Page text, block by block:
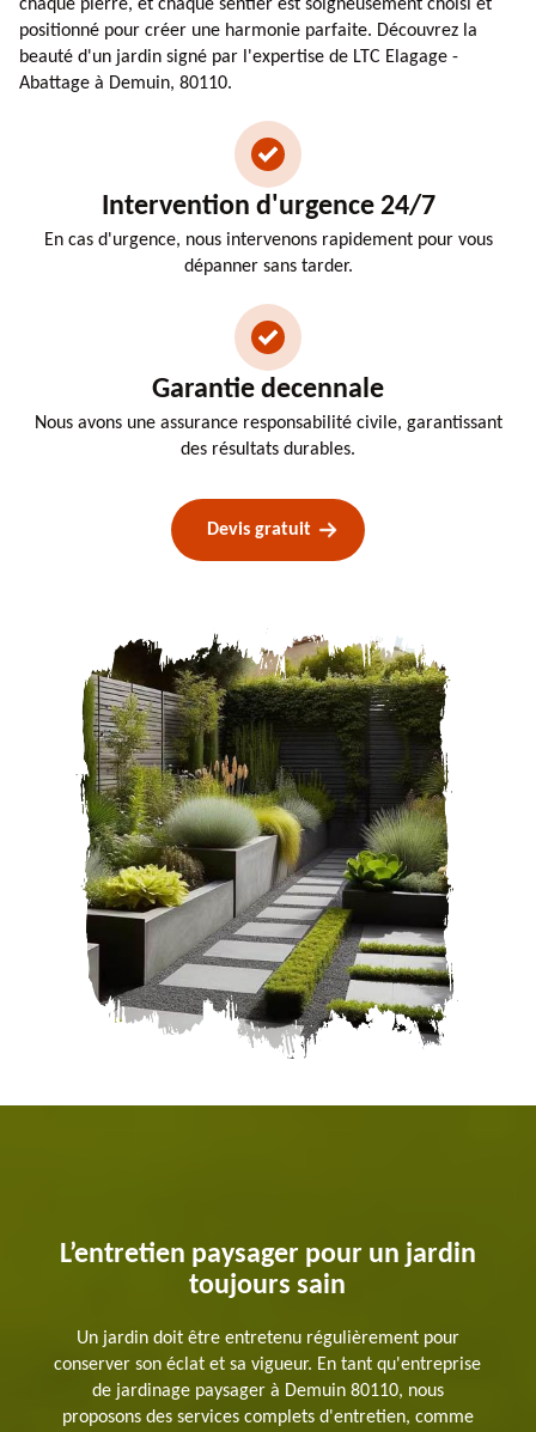
chaque pierre, et chaque sentier est soigneusement choisi et
positionné pour créer une harmonie parfaite. Découvrez la
beauté d'un jardin signé par l'expertise de LTC Elagage -
Abattage à Demuin, 80110.
Intervention d'urgence 24/7
En cas d'urgence, nous intervenons rapidement pour vous
dépanner sans tarder.
Garantie decennale
Nous avons une assurance responsabilité civile, garantissant
des résultats durables.
Devis gratuit
L’entretien paysager pour un jardin
toujours sain
Un jardin doit être entretenu régulièrement pour
conserver son éclat et sa vigueur. En tant qu'entreprise
de jardinage paysager à Demuin 80110, nous
proposons des services complets d'entretien, comme